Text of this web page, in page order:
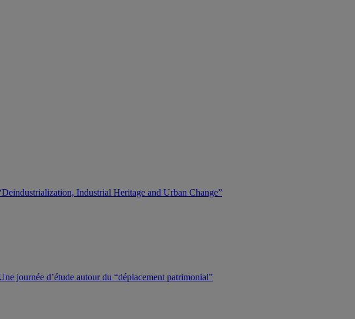
Industrial Heritage and Urban Change”
journée d’étude autour du “déplacement patrimonial”